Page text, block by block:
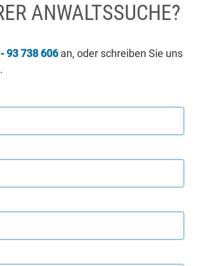
ANWALTSSUCHE?
93 738 606an, oder schreiben Sie uns